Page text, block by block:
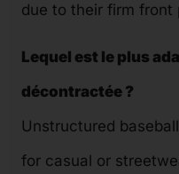
due to their firm front
Lequel est le plus
décontractée ?
Unstructured
for casual or